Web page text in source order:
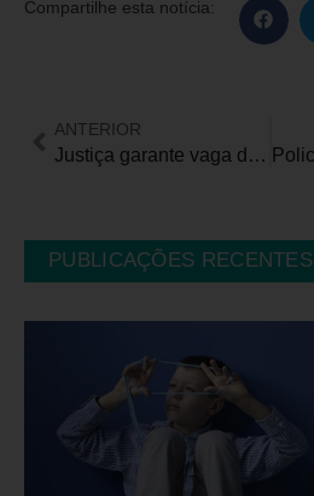
Compartilhe esta notícia:
ANTERIOR
Justiça garante vaga de pessoa com deficiência aprovada em concurso público como fisioterapeuta
PUBLICAÇÕES RECENTES